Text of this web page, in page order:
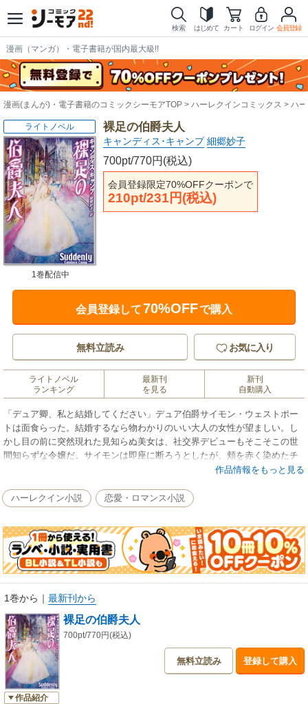
検索 はじめて カート ログイン 会員登録
漫画（マンガ）・電子書籍が国内最大級!!
漫画(まんが)・電子書籍のコミックシーモアTOP ハーレクインコミックス ハ
裸足の伯爵夫人
キャンディス･キャンプ 細郷妙子
700pt/770円(税込)
会員登録限定70%OFFクーポンで
210pt/231円(税込)
ライトノベル
1巻配信中
会員登録して70%OFFで購入
無料立読み お気に入り
ライトノベル
ランキング
最新刊
を見る
新刊
自動購入
「デュア卿、私と結婚してください」デュア伯爵サイモン・ウェストポー
トは面食らった。結婚するなら物わかりのいい大人の女性が望ましい。し
かし目の前に突然現れた見知らぬ美女は、社交界デビューもそこそこの世
間知らずな令嬢だ。サイモンは即座に断ろうとしたが、頬を赤く染めたチ
ャリティ・エマーソンが懸命に語る“便宜結婚のメリット”に、つい耳を傾け
トリカル・ロマンス。
作品情報をもっと見る
ハーレクイン小説 恋愛・ロマンス小説
1巻から ｜ 最新刊から
作品紹介
裸足の伯爵夫人
700pt/770円(税込)
無料立読み 登録して購入